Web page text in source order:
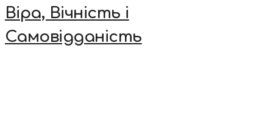
Віра, Вічність і
Самовідданість